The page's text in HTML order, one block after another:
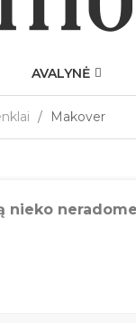
AVALYNĖ
Makover
nieko